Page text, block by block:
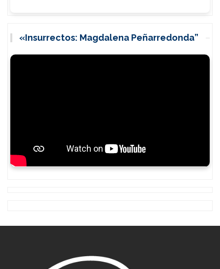
«Insurrectos: Magdalena Peñarredonda”